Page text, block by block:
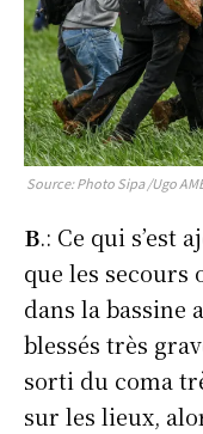
Source: Photo Sipa /Ugo
B.: Ce qui s’est
que les secours
dans la bassine
blessés très
sorti du coma
sur les lieux,